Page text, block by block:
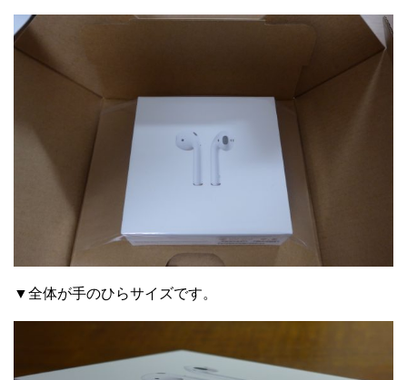
▼全体が手のひらサイズです。